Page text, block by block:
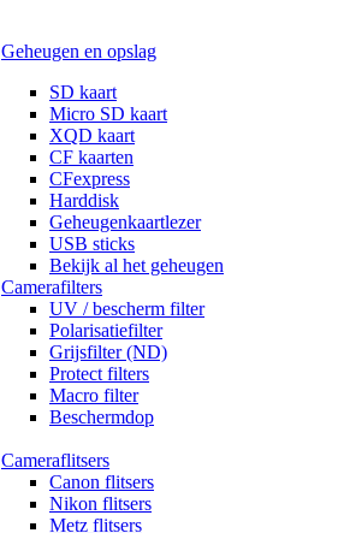
Geheugen en opslag
SD kaart
Micro SD kaart
XQD kaart
CF kaarten
CFexpress
Harddisk
Geheugenkaartlezer
USB sticks
Bekijk al het geheugen
Camerafilters
UV / bescherm filter
Polarisatiefilter
Grijsfilter (ND)
Protect filters
Macro filter
Beschermdop
Cameraflitsers
Canon flitsers
Nikon flitsers
Metz flitsers